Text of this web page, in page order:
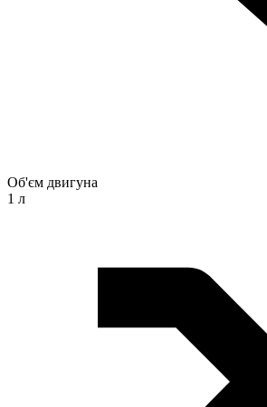
Об'єм двигуна
1 л